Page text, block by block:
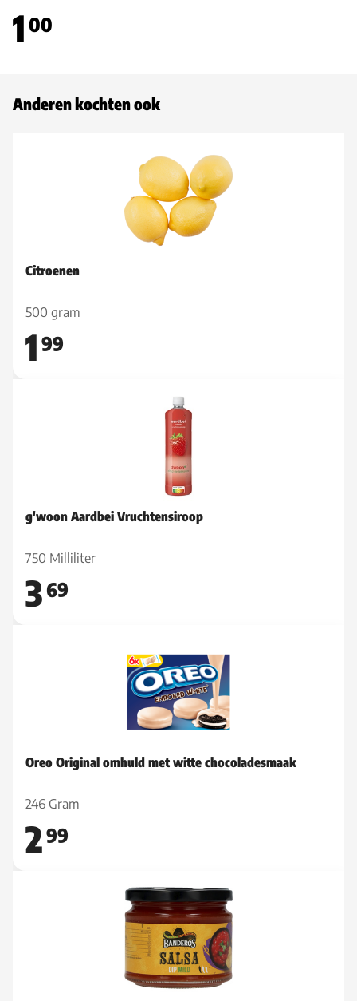
1 00
Anderen kochten ook
Citroenen
500 gram
1 99
g'woon Aardbei Vruchtensiroop
750 Milliliter
369
Oreo Original omhuld met witte chocoladesmaak
246 Gram
299